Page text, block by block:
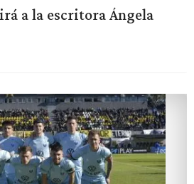
a la escritora Ángela